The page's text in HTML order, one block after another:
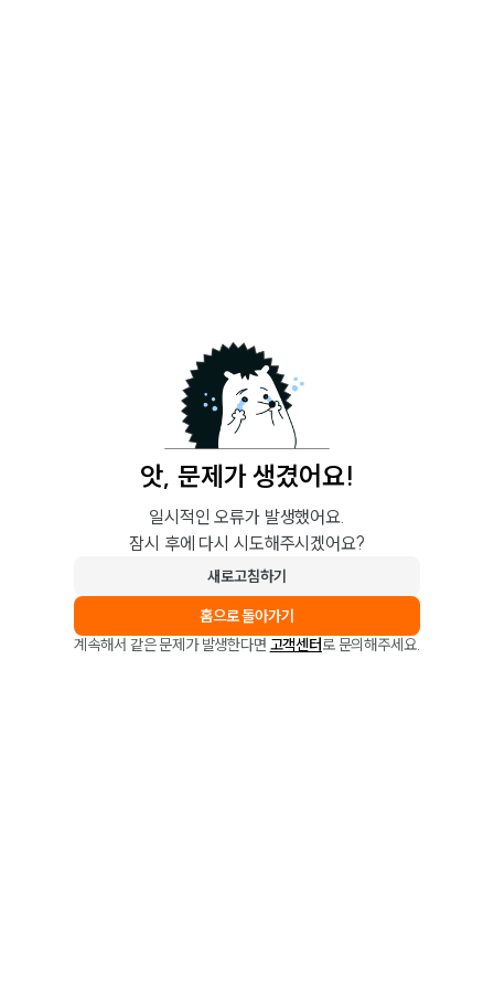
앗, 문제가 생겼어요!
일시적인 오류가 발생했어요.
잠시 후에 다시 시도해주시겠어요?
새로고침하기
홈으로 돌아가기
계속해서 같은 문제가 발생한다면 고객센터로 문의해주세요.